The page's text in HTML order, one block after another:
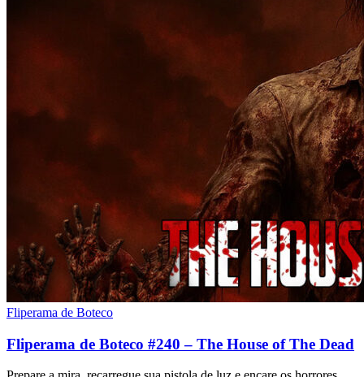
Fliperama de Boteco
Fliperama de Boteco #240 – The House of The Dead